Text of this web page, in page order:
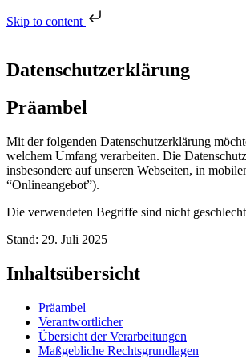
Skip to content
Datenschutzerklärung
Präambel
Mit der folgenden Datenschutzerklärung
welchem Umfang verarbeiten. Die
insbesondere auf unseren Webseiten, in
“Onlineangebot”).
Die verwendeten Begriffe sind nicht
Stand: 29. Juli 2025
Inhaltsübersicht
Präambel
Verantwortlicher
Übersicht der Verarbeitungen
Maßgebliche Rechtsgrundlagen